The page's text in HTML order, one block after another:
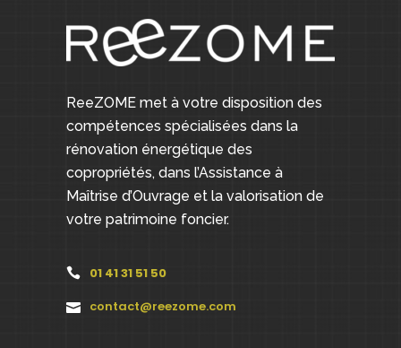
ReeZOME met à votre disposition des
compétences spécialisées dans la
rénovation énergétique des
copropriétés, dans l’Assistance à
Maîtrise d’Ouvrage et la valorisation de
votre patrimoine foncier.
01 41 31 51 50
contact@reezome.com